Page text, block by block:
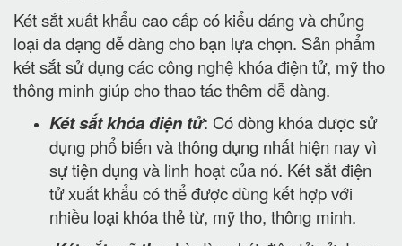
Két sắt xuất khẩu cao cấp có kiểu dáng và chủng
loại đa dạng dễ dàng cho bạn lựa chọn. Sản phẩm
két sắt sử dụng các công nghệ khóa điện tử, mỹ tho
thông minh giúp cho thao tác thêm dễ dàng.
Két sắt khóa điện tử: Có dòng khóa được sử
dụng phổ biến và thông dụng nhất hiện nay vì
sự tiện dụng và linh hoạt của nó. Két sắt điện
tử xuất khẩu có thể được dùng kết hợp với
nhiều loại khóa thẻ từ, mỹ tho, thông minh.